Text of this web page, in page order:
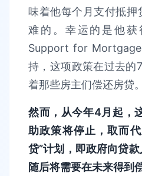
味着他每个月支付抵押
难的。幸运的是他获
Support for
持，这项政策在过去的
着那些房主们偿还房贷。
然而，从今年4月起，
助政策将停止，取而
贷”计划，即政府向贷
随后将需要在未来得到